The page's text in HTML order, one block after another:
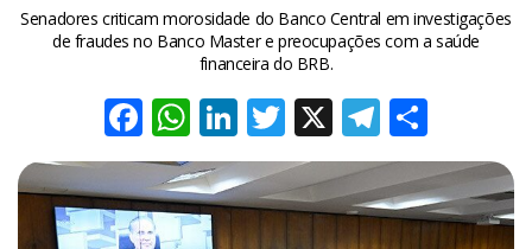
Senadores criticam morosidade do Banco Central em investigações
de fraudes no Banco Master e preocupações com a saúde
financeira do BRB.
Facebook
WhatsApp
LinkedIn
Twitter
X